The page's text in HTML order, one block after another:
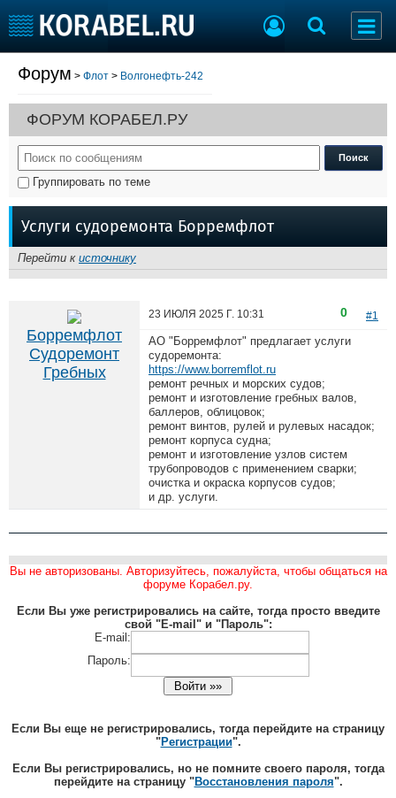
Судостроение
Пульс
Новости
Компании
Репутация
Работа
Крюинг
Журнал
Реклама
Торговая площадка
Доска объявлений
Продажа флота
Оборудование
Изделия
Услуги
Конференции
Выставки и семинары
Личности
Словарь
Флот
Форум
Отзывы
Все службы
Форум > Флот > Волгонефть-242
ФОРУМ КОРАБЕЛ.РУ
Группировать по теме
Услуги судоремонта Борремфлот
Перейти к источнику
Борремфлот
Судоремонт
Гребных
23 ИЮЛЯ 2025 Г. 10:31 #1
0
АО "Борремфлот" предлагает услуги
судоремонта:
https://www.borremflot.ru
ремонт речных и морских судов;
ремонт и изготовление гребных валов,
баллеров, облицовок;
ремонт винтов, рулей и рулевых насадок;
ремонт корпуса судна;
ремонт и изготовление узлов систем
трубопроводов с применением сварки;
очистка и окраска корпусов судов;
и др. услуги.
Вы не авторизованы. Авторизуйтесь, пожалуйста, чтобы общаться на
форуме Корабел.ру.
Если Вы уже регистрировались на сайте, тогда просто введите
свой "E-mail" и "Пароль":
E-mail:
Пароль:
Если Вы еще не регистрировались, тогда перейдите на страницу
"Регистрации".
Если Вы регистрировались, но не помните своего пароля, тогда
перейдите на страницу "Восстановления пароля".